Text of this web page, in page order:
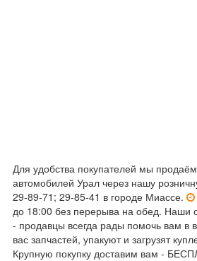
Для удобства покупателей мы
автомобилей Урал через нашу
29-89-71; 29-85-41 в городе Миассе.
до 18:00 без перерыва на обед. Наши
- продавцы всегда рады помочь вам в
вас запчастей, упакуют и загрузят
Крупную покупку доставим вам -